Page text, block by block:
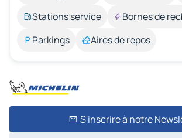
Stations service
Bornes de
Parkings
Aires de repos
S'inscrire à notre